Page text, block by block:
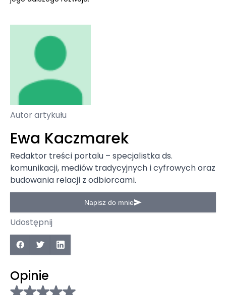
Autor artykułu
Ewa Kaczmarek
Redaktor treści portalu – specjalistka ds.
komunikacji, mediów tradycyjnych i cyfrowych oraz
budowania relacji z odbiorcami.
Napisz do mnie
Udostępnij
Opinie